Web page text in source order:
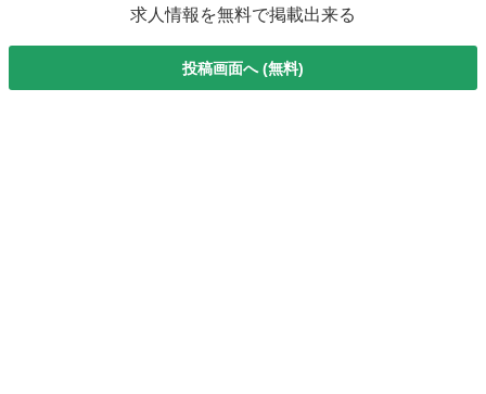
求人情報を無料で掲載出来る
投稿画面へ (無料)